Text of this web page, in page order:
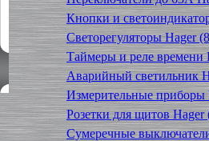
Кнопки и
Светорегуляторы Hager
Таймеры и реле времени
Аварийный светильник
Измерительные приборы
Розетки для щитов Hager
Сумеречные